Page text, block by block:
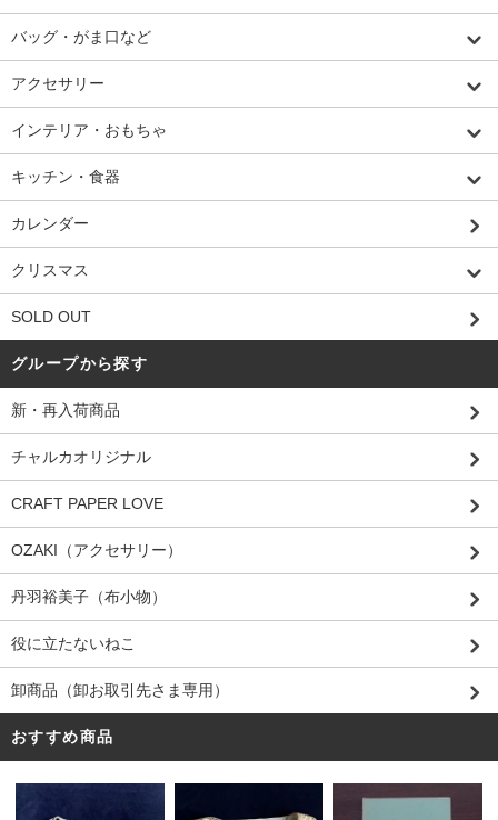
バッグ・がま口など
アクセサリー
インテリア・おもちゃ
キッチン・食器
カレンダー
クリスマス
SOLD OUT
グループから探す
新・再入荷商品
チャルカオリジナル
CRAFT PAPER LOVE
OZAKI（アクセサリー）
丹羽裕美子（布小物）
役に立たないねこ
卸商品（卸お取引先さま専用）
おすすめ商品